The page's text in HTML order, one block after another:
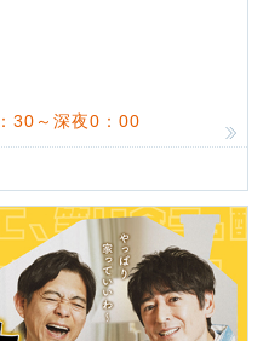
30～深夜0：00